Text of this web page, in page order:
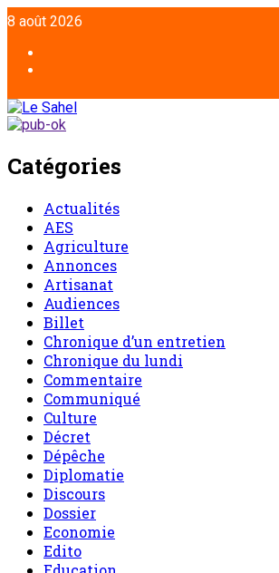
Aller
au
contenu
8 août 2026
Catégories
Actualités
AES
Agriculture
Annonces
Artisanat
Audiences
Billet
Chronique d’un entretien
Chronique du lundi
Commentaire
Communiqué
Culture
Décret
Dépêche
Diplomatie
Discours
Dossier
Economie
Edito